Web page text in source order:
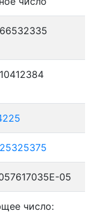
05
число: